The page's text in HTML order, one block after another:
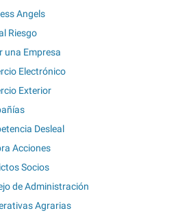
Angels
Riesgo
una Empresa
Electrónico
Exterior
Desleal
Acciones
Socios
de Administración
Agrarias